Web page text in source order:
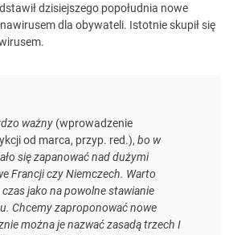
dzisiejszego popołudnia nowe
dla obywateli. Istotnie skupił się
ważny (wprowadzenie
od marca, przyp. red.), bo w
się zapanować nad dużymi
Francji czy Niemczech. Warto
jako na powolne stawianie
Chcemy zaproponować nowe
można je nazwać zasadą trzech I